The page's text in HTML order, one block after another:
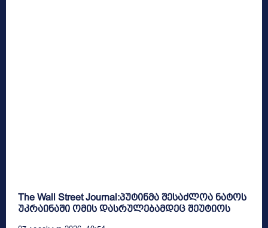
The Wall Street Journal:პუტინმა შესაძლოა ნატოს
უკრაინაში ომის დასრულებამდეც შეუტიოს